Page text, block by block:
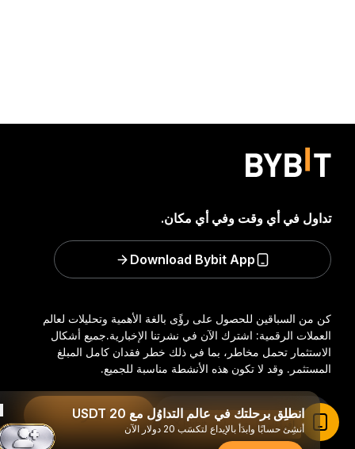
كن من السباقين للحصول على رؤًى بالغة الأهمية وتحليلات لعالم
العملات الرقمية: اشترك الآن في نشرتنا الإخبارية.جميع أشكال
الاستثمار تحمل مخاطر، بما في ذلك خطر فقدان كامل المبلغ
المستثمر. وقد لا تكون هذه الأنشطة مناسبة للجميع.
اشترك
تداول في أي وقت وفي أي مكان.
Download Bybit App
انطلِق برحلتك في عالم التداوُل مع 20 USDT
أنشِئ حسابًا وابدَأ بالإيداع لتكسَب 20 دولار الآن
اقرأ المقال في تطبيق Bybit